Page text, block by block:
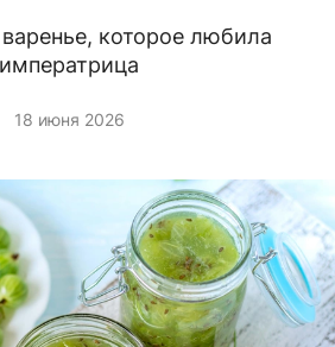
которое любила
императрица
18 июня 2026